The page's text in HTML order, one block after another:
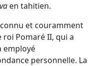
en tahitien.
et couramment
roi Pomaré II, qui a
employé
personnelle. La